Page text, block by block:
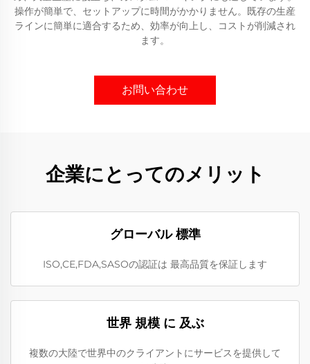
操作が簡単で、セットアップに時間がかかりません。既存の生産
ラインに簡単に適合するため、効率が向上し、コストが削減され
ます。
お問い合わせ
企業にとってのメリット
グローバル 標準
ISO,CE,FDA,SASOの認証は 最高品質を保証します
世界 規模 に 及ぶ
複数の大陸で世界中のクライアントにサービスを提供して